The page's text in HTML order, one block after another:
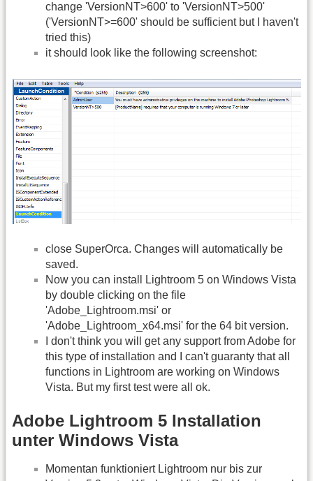
change 'VersionNT>600' to 'VersionNT>500'
('VersionNT>=600' should be sufficient but I haven't
tried this)
it should look like the following screenshot:
close SuperOrca. Changes will automatically be
saved.
Now you can install Lightroom 5 on Windows Vista
by double clicking on the file
'Adobe_Lightroom.msi' or
'Adobe_Lightroom_x64.msi' for the 64 bit version.
I don't think you will get any support from Adobe for
this type of installation and I can't guaranty that all
functions in Lightroom are working on Windows
Vista. But my first test were all ok.
Adobe Lightroom 5 Installation
unter Windows Vista
Momentan funktioniert Lightroom nur bis zur